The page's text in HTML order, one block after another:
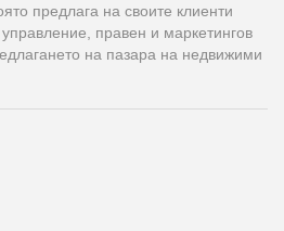
предлага на своите клиенти
правен и маркетингов
на пазара на недвижими